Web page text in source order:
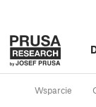
Wsparcie